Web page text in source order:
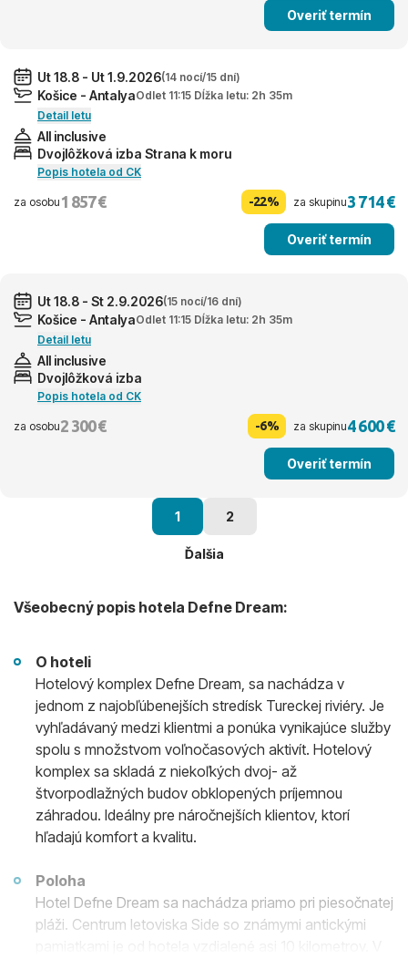
Overiť termín
Ut 18.8 - Ut 1.9.2026(14 nocí/15 dní)
Košice - AntalyaOdlet 11:15 Dĺžka letu: 2h 35m
Detail letu
All inclusive
Dvojlôžková izba Strana k moru
Popis hotela od CK
za osobu 1 857 € -22% za skupinu3 714 €
Overiť termín
Ut 18.8 - St 2.9.2026(15 nocí/16 dní)
Košice - AntalyaOdlet 11:15 Dĺžka letu: 2h 35m
Detail letu
All inclusive
Dvojlôžková izba
Popis hotela od CK
za osobu2 300 € -6% za skupinu4 600 €
Overiť termín
1 2
Ďalšia
Všeobecný popis hotela Defne Dream:
O hoteli
Hotelový komplex Defne Dream, sa nachádza v
jednom z najobľúbenejších stredísk Tureckej riviéry. Je
vyhľadávaný medzi klientmi a ponúka vynikajúce služby
spolu s množstvom voľnočasových aktivít. Hotelový
komplex sa skladá z niekoľkých dvoj- až
štvorpodlažných budov obklopených príjemnou
záhradou. Ideálny pre náročnejších klientov, ktorí
hľadajú komfort a kvalitu.
Poloha
Hotel Defne Dream sa nachádza priamo pri piesočnatej
pláži. Centrum letoviska Side so známymi antickými